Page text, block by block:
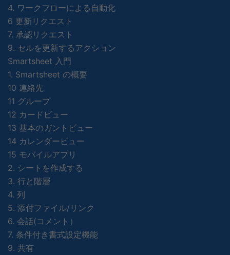
4. ワークフローによる自動化
6 更新リクエスト
7. 承認リクエスト
9. セルを更新するアクション
Smartsheet 入門
1. Smartsheet の概要
10 連絡先
11 グループ
12 カードビュー
13 基本のガントビュー
14 カレンダービュー
15 モバイルアプリ
2. シートを作成する
3. 行と階層
4. 列
5. 添付ファイル/リンク
6. 会話(コメント）
7. 条件付き書式設定機能
9. 共有